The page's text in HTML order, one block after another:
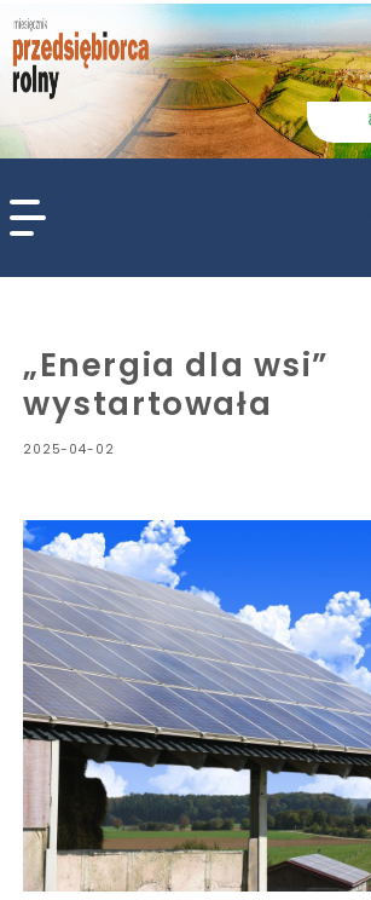
„Energia dla wsi”
wystartowała
2025-04-02